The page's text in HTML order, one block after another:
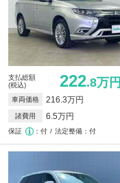
支払総額
(税込)
222.8万円
車両価格 216.3万円
諸費用 6.5万円
保証 付 法定整備：付